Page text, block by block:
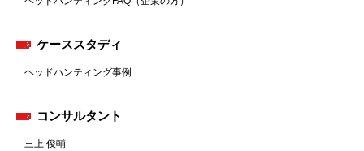
ケーススタディ
ヘッドハンティング事例
コンサルタント
三上 俊輔